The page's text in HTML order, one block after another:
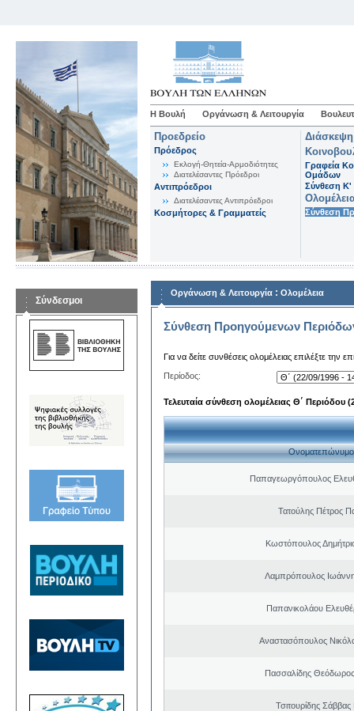
Η Βουλή Οργάνωση & Λειτουργία
Προεδρείο
Πρόεδρος
Εκλογή-Θητεία-Αρμοδιότητες
Διατελέσαντες Πρόεδροι
Αντιπρόεδροι
Διατελέσαντες Αντιπρόεδροι
Κοσμήτορες & Γραμματείς
Γραφεία
Ομάδων
Σύνθεση K'
Σύνθεση
Σύνδεσμοι
Οργάνωση & Λειτουργία : Ολομέλεια
Σύνθεση Προηγούμενων
Για να δείτε συνθέσεις ολομέλειας επιλέξτε την
Περίοδος:
Τελευταία σύνθεση ολομέλειας Θ΄ Περιόδου
Ονοματεπώνυμο
Παπαγεωργόπουλος
Τατούλης Πέτρος
Κωστόπουλος
Λαμπρόπουλος
Παπανικολάου
Αναστασόπουλος
Πασσαλίδης
Τσιτουρίδης Σάββας